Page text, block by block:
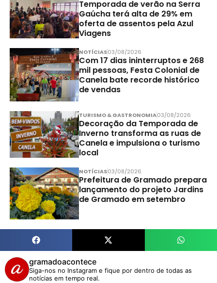
Temporada de verão na Serra
Gaúcha terá alta de 29% em
oferta de assentos pela Azul
Viagens
NOTÍCIAS03/08/2026
Com 17 dias ininterruptos e 268
mil pessoas, Festa Colonial de
Canela bate recorde histórico
de vendas
TURISMO & GASTRONOMIA03/08/2026
Decoração da Temporada de
Inverno transforma as ruas de
Canela e impulsiona o turismo
local
NOTÍCIAS03/08/2026
Prefeitura de Gramado prepara
lançamento do projeto Jardins
de Gramado em setembro
gramadoacontece
Siga-nos no Instagram e fique por dentro de todas as
notícias em tempo real.